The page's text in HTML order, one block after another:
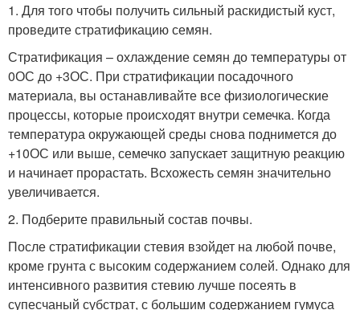
1. Для того чтобы получить сильный раскидистый куст,
проведите стратификацию семян.
Стратификация – охлаждение семян до температуры от
0ОС до +3ОС. При стратификации посадочного
материала, вы останавливайте все физиологические
процессы, которые происходят внутри семечка. Когда
температура окружающей среды снова поднимется до
+10ОС или выше, семечко запускает защитную реакцию
и начинает прорастать. Всхожесть семян значительно
увеличивается.
2. Подберите правильный состав почвы.
После стратификации стевия взойдет на любой почве,
кроме грунта с высоким содержанием солей. Однако для
интенсивного развития стевию лучше посеять в
супесчаный субстрат, с большим содержанием гумуса